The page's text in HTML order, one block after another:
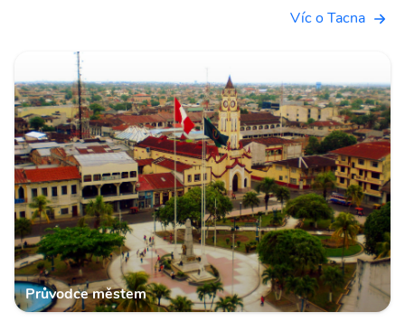
Víc o Tacna
Průvodce městem